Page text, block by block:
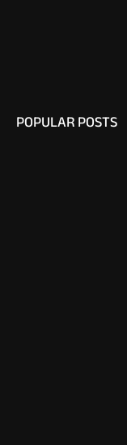
POPULAR POSTS